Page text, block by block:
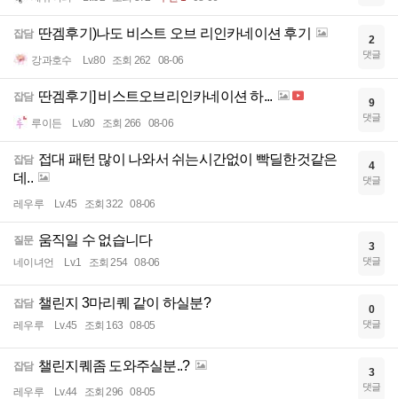
잡담 딴겜후기)나도 비스트 오브 리인카네이션 후기
강과호수 Lv.80 조회 262 08-06
2
댓글
잡담 딴겜후기] 비스트오브리인카네이션 하...
루이든 Lv.80 조회 266 08-06
9
댓글
잡담 접대 패턴 많이 나와서 쉬는시간없이 빡딜한것같은
데..
레우루 Lv.45 조회 322 08-06
4
댓글
질문 움직일 수 없습니다
네이녀언 Lv.1 조회 254 08-06
3
댓글
잡담 챌린지 3마리퀘 같이 하실분?
레우루 Lv.45 조회 163 08-05
0
댓글
잡담 챌린지퀘좀 도와주실분..?
레우루 Lv.44 조회 296 08-05
3
댓글